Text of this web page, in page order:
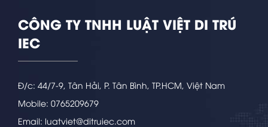
CÔNG TY TNHH LUẬT VIỆT DI TRÚ
IEC
Đ/c: 44/7-9, Tân Hải, P. Tân Bình, TP.HCM, Việt Nam
Mobile: 0765209679
Email: luatviet@ditruiec.com